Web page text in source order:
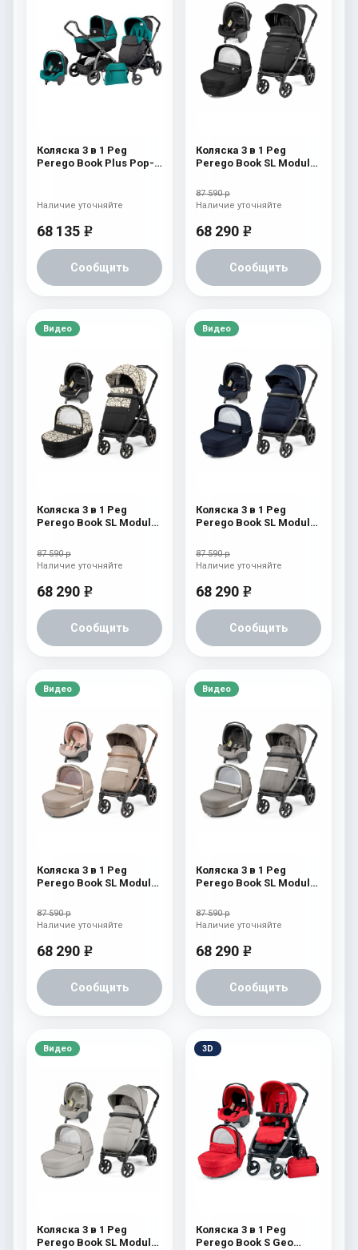
Коляска 3 в 1 Peg
Perego Book Plus Pop-
Pop-Up Completo)
68 135 e
Сообщить
Наличие уточняйте
Коляска 3 в 1 Peg
Perego Book SL Modular
87 590 р
68 290 e
Сообщить
Наличие уточняйте
Видео
Коляска 3 в 1 Peg
Perego Book SL Modular
87 590 р
68 290 e
Сообщить
Наличие уточняйте
Видео
Коляска 3 в 1 Peg
Perego Book SL Modular
87 590 р
68 290 e
Сообщить
Наличие уточняйте
Видео
Коляска 3 в 1 Peg
Perego Book SL Modular
87 590 р
68 290 e
Сообщить
Наличие уточняйте
Видео
Коляска 3 в 1 Peg
Perego Book SL Modular
87 590 р
68 290 e
Сообщить
Наличие уточняйте
Видео
Коляска 3 в 1 Peg
Perego Book SL Modular
3D
Коляска 3 в 1 Peg
Perego Book S Geo